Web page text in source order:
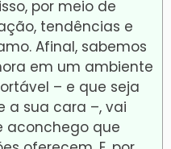
por meio de
tendências e
Afinal, sabemos
em um ambiente
– e que seja
a sua cara –, vai
aconchego que